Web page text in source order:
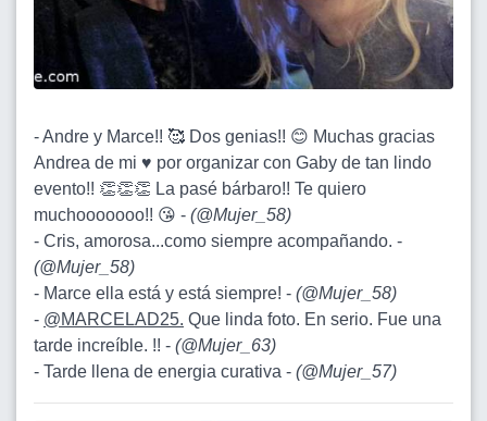
- Andre y Marce!! 🥰 Dos genias!! 😊 Muchas gracias
Andrea de mi ♥️ por organizar con Gaby de tan lindo
evento!! 👏👏👏 La pasé bárbaro!! Te quiero
muchooooooo!! 😘 - (@Mujer_58)
- Cris, amorosa...como siempre acompañando. -
(@Mujer_58)
- Marce ella está y está siempre! - (@Mujer_58)
- @MARCELAD25. Que linda foto. En serio. Fue una
tarde increíble. !! - (@Mujer_63)
- Tarde llena de energia curativa - (@Mujer_57)